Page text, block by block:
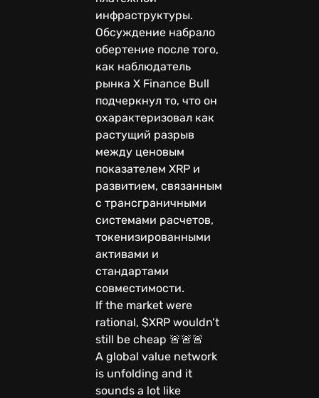
инфраструктуры.
Обсуждение набрало
обертение после того,
как наблюдатель
рынка X Finance Bull
подчеркнул то, что он
охарактеризовал как
растущий разрыв
между ценовым
показателем XRP и
развитием, связанным
с трансграничными
системами расчетов,
токенизированными
активами и
стандартами
совместимости.
If the market were
rational, $XRP wouldn’t
still be cheap 🚨🚨🚨
A global value network
is unfolding and it
sounds a lot like